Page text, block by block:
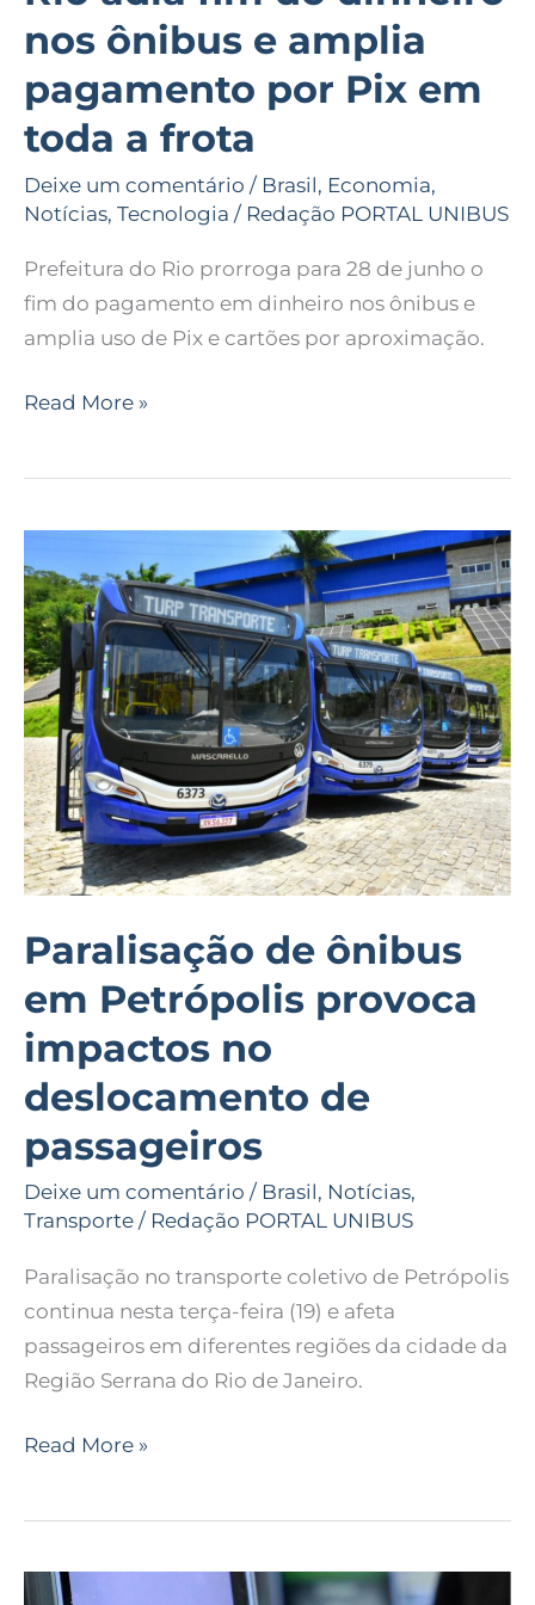
nos ônibus e amplia
pagamento por Pix em
toda a frota
Deixe um comentário / Brasil, Economia,
Notícias, Tecnologia / Redação PORTAL UNIBUS
Prefeitura do Rio prorroga para 28 de junho o
fim do pagamento em dinheiro nos ônibus e
amplia uso de Pix e cartões por aproximação.
toda
frota
Read More »
Paralisação de ônibus
em Petrópolis provoca
impactos no
deslocamento de
passageiros
Deixe um comentário / Brasil, Notícias,
Transporte / Redação PORTAL UNIBUS
Paralisação no transporte coletivo de Petrópolis
continua nesta terça-feira (19) e afeta
passageiros em diferentes regiões da cidade da
Região Serrana do Rio de Janeiro.
de
ônibus
em
Petrópolis
provoca
impactos
no
deslocamento
de
passageiros
Read More »
Ministério